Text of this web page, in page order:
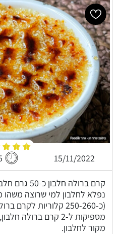
15/11/2022
5
קרם ברולה
נפלא לחלבון למי שרוצה משהו
(כ-250-260 קלוריות
מספיקות ל-2 קרם
מקור לחלבון.